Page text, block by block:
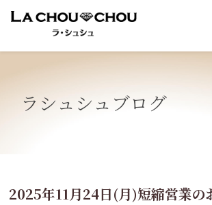
ラシュシュブログ
2025年11月24日(月)短縮営業の